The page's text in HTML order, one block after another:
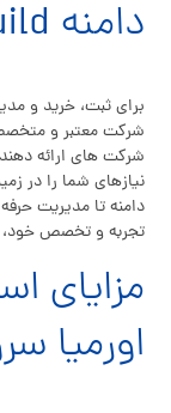
دامنه build.
شرکت معتبر و
شرکت های ارائه
تجربه و تخصص خود،
مزایای
اورمیا